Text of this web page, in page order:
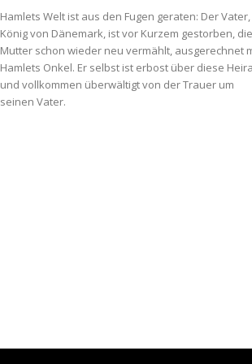
Hamlets Welt ist aus den Fugen geraten: Der Vater,
König von Dänemark, ist vor Kurzem gestorben, die
Mutter schon wieder neu vermählt, ausgerechnet
Hamlets Onkel. Er selbst ist erbost über diese
und vollkommen überwältigt von der Trauer um
seinen Vater.